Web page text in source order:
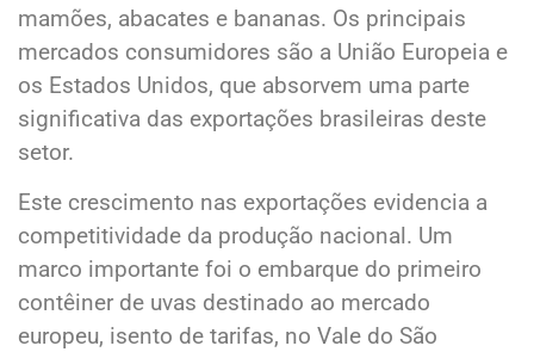
mamões, abacates e bananas. Os principais
mercados consumidores são a União Europeia e
os Estados Unidos, que absorvem uma parte
significativa das exportações brasileiras deste
setor.
Este crescimento nas exportações evidencia a
competitividade da produção nacional. Um
marco importante foi o embarque do primeiro
contêiner de uvas destinado ao mercado
europeu, isento de tarifas, no Vale do São